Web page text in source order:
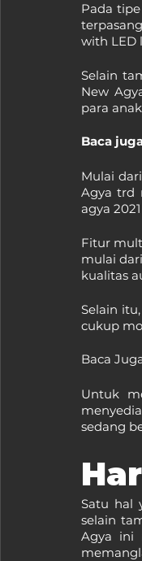
Pada
with LED
Selain
New
para
Baca
Mulai
Agya trd
agya
Fitur
mulai
kualitas
Selain
cukup
Baca
Untuk
sedang
Satu hal
selain
Agya ini